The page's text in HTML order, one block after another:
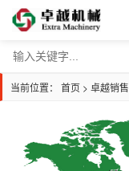
当前位置： 首页 > 卓越销售